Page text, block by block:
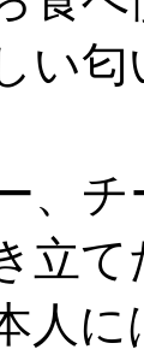
い
、
立
人